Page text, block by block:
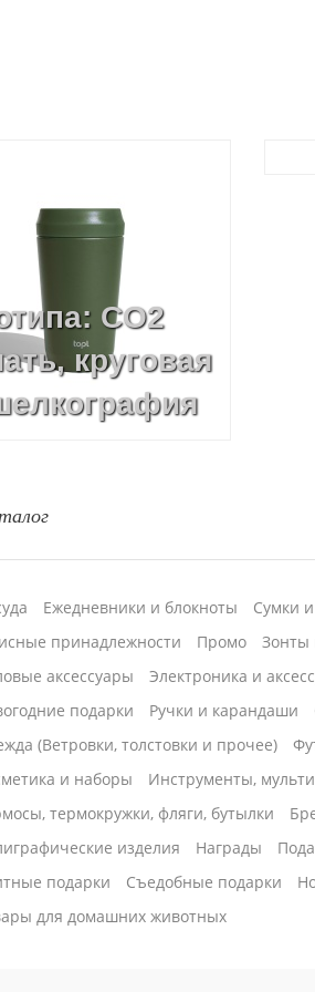
CO2
круговая
Ежедневники и блокноты Сумки
принадлежности
Промо
Зонты
аксессуары
Электроника и
подарки
Ручки и карандаши
(Ветровки, толстовки и прочее)
и наборы
Инструменты,
термокружки, фляги, бутылки
изделия
Награды
подарки
Cъедобные подарки
для домашних животных